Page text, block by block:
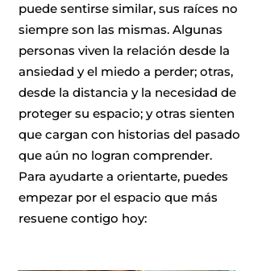
puede sentirse similar, sus raíces no
siempre son las mismas. Algunas
personas viven la relación desde la
ansiedad y el miedo a perder; otras,
desde la distancia y la necesidad de
proteger su espacio; y otras sienten
que cargan con historias del pasado
que aún no logran comprender.
Para ayudarte a orientarte, puedes
empezar por el espacio que más
resuene contigo hoy: